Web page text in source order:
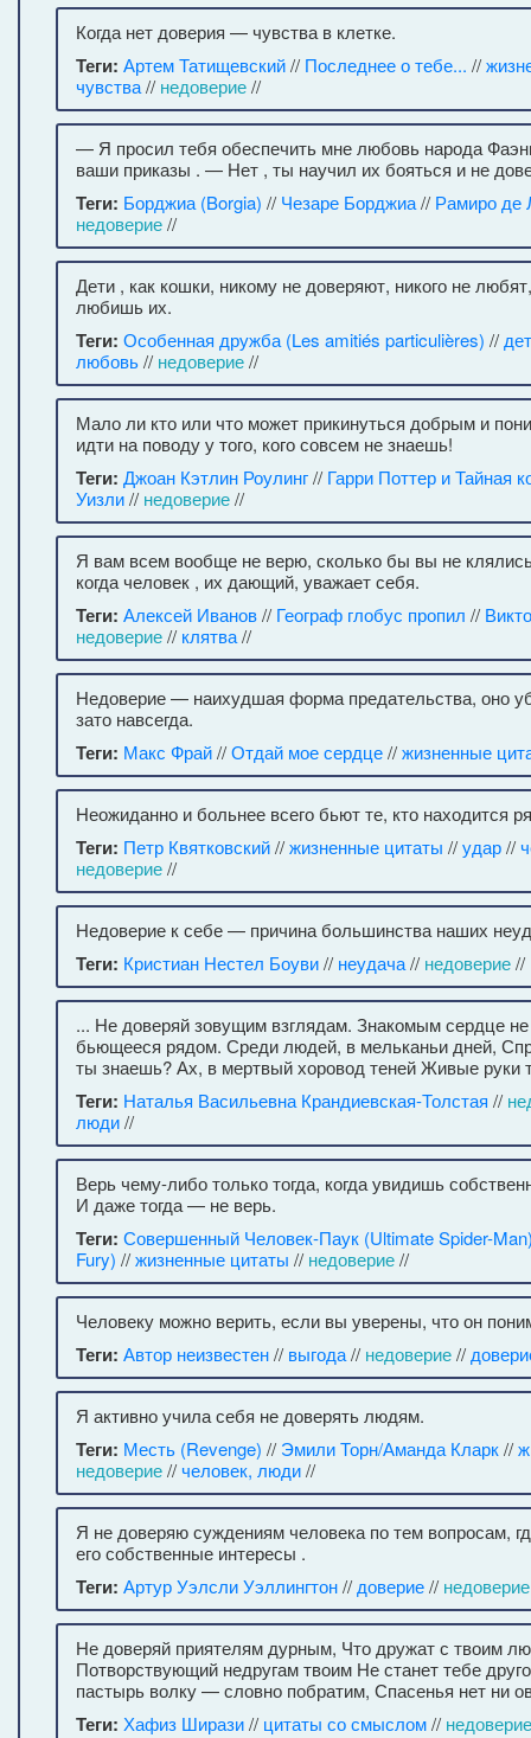
Когда нет доверия — чувства в клетке.
Теги: Артем Татищевский// Последнее о тебе... //
чувства// недоверие//
— Я просил тебя обеспечить мне любовь народа
ваши приказы . — Нет , ты научил их бояться и не
Теги: Борджиа (Borgia) // Чезаре Борджиа// Рамиро де
недоверие//
Дети , как кошки, никому не доверяют, никого не
любишь их.
Теги: Особенная дружба (Les amitiés particulières) //
любовь// недоверие//
Мало ли кто или что может прикинуться добрым и
идти на поводу у того, кого совсем не знаешь!
Теги: Джоан Кэтлин Роулинг// Гарри Поттер и Тайная
Уизли// недоверие//
Я вам всем вообще не верю, сколько бы вы не
когда человек , их дающий, уважает себя.
Теги: Алексей Иванов// Географ глобус пропил //
недоверие// клятва//
Недоверие — наихудшая форма предательства, оно
зато навсегда.
Теги: Макс Фрай//Отдай мое сердце//жизненные
Неожиданно и больнее всего бьют те, кто находится
Теги: Петр Квятковский//жизненные цитаты //удар//
недоверие//
Недоверие к себе — причина большинства наших
Теги: Кристиан Нестел Боуви// неудача// недоверие//
... Не доверяй зовущим взглядам. Знакомым сердце
бьющееся рядом. Среди людей, в мельканьи дней,
ты знаешь? Ах, в мертвый хоровод теней Живые руки
Теги: Наталья Васильевна Крандиевская-Толстая //
люди//
Верь чему-либо только тогда, когда увидишь
И даже тогда — не верь.
Теги: Совершенный Человек-Паук (Ultimate Spider-
Fury) //жизненные цитаты // недоверие//
Человеку можно верить, если вы уверены, что он
Теги: Автор неизвестен// выгода// недоверие//
Я активно учила себя не доверять людям.
Теги: Месть (Revenge) // Эмили Торн/Аманда Кларк//
недоверие//человек, люди//
Я не доверяю суждениям человека по тем вопросам,
его собственные интересы .
Теги: Артур Уэлсли Уэллингтон// доверие// недоверие
Не доверяй приятелям дурным, Что дружат с твоим
Потворствующий недругам твоим Не станет тебе
пастырь волку — словно побратим, Спасенья нет ни
Теги: Хафиз Ширази// цитаты со смыслом// недоверие